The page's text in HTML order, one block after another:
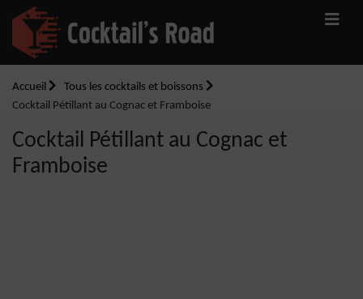
Accueil
Tous les cocktails et boissons
Cocktail Pétillant au Cognac et Framboise
Cocktail Pétillant au Cognac et
Framboise